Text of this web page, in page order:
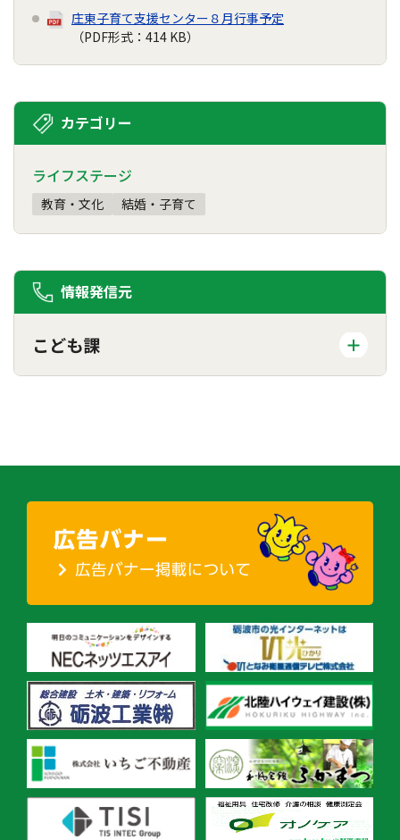
庄東子育て支援センター８月行事予定
（PDF形式：414 KB）
カテゴリー
ライフステージ
教育・文化 結婚・子育て
情報発信元
こども課